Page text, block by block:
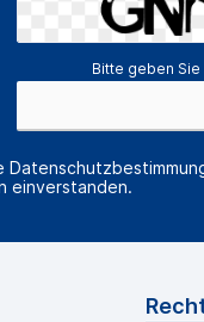
Bitte geben
einverstanden.